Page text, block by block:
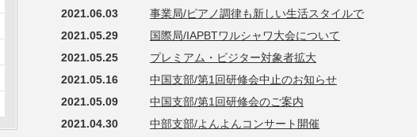
2021.06.03
事業局/ピアノ調律も新しい生活スタイルで
2021.05.29
国際局/IAPBTワルシャワ大会について
2021.05.25
プレミアム・ビジター対象者拡大
2021.05.16
中国支部/第1回研修会中止のお知らせ
2021.05.09
中国支部/第1回研修会のご案内
2021.04.30
中部支部/よんよんコンサート開催